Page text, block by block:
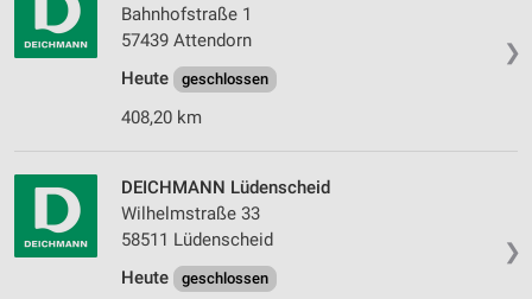
❯
Bahnhofstraße 1
57439 Attendorn
Heute
geschlossen
408,20 km
❯
DEICHMANN Lüdenscheid
Wilhelmstraße 33
58511 Lüdenscheid
Heute
geschlossen